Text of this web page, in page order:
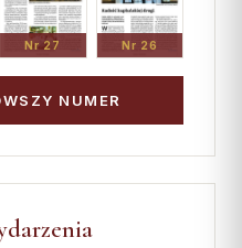
Nr 27 Nr 26
NUMER